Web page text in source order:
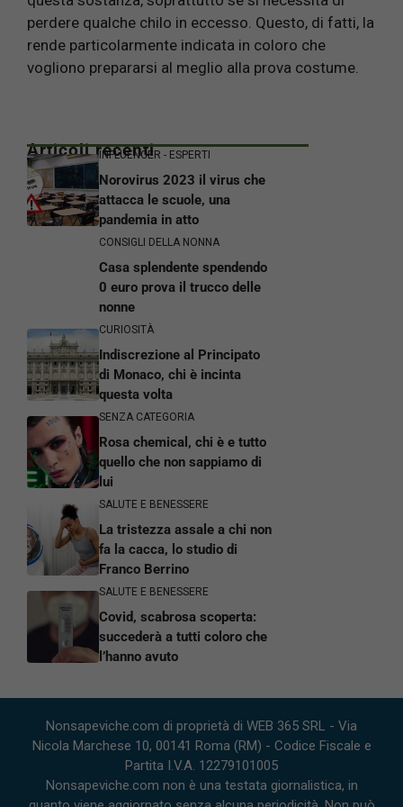
perdere qualche chilo in eccesso. Questo, di fatti, la
rende particolarmente indicata in coloro che
vogliono prepararsi al meglio alla prova costume.
Articoli recentiINFLUENCER - ESPERTI
Norovirus 2023 il virus che
attacca le scuole, una
pandemia in atto
CONSIGLI DELLA NONNA
Casa splendente spendendo
0 euro prova il trucco delle
nonne
CURIOSITÀ
Indiscrezione al Principato
di Monaco, chi è incinta
questa volta
SENZA CATEGORIA
Rosa chemical, chi è e tutto
quello che non sappiamo di
lui
SALUTE E BENESSERE
La tristezza assale a chi non
fa la cacca, lo studio di
Franco Berrino
SALUTE E BENESSERE
Covid, scabrosa scoperta:
succederà a tutti coloro che
l’hanno avuto
Nonsapeviche.com di proprietà di WEB 365 SRL - Via
Nicola Marchese 10, 00141 Roma (RM) - Codice Fiscale e
Partita I.V.A. 12279101005
Nonsapeviche.com non è una testata giornalistica, in